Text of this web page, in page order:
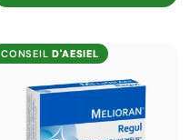
CONSEILD'AESIEL